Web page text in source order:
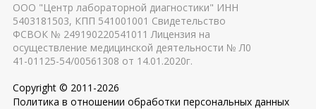
ООО "Центр лабораторной диагностики" ИНН
5403181503, КПП 541001001 Свидетельство
ФСВОК № 249190220541011 Лицензия на
осуществление медицинской деятельности № Л0
41-01125-54/00561308 от 14.01.2020г.
Copyright © 2011-2026
Политика в отношении обработки персональных данных